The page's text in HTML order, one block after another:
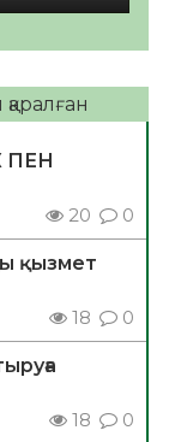
ПЕН
20 0
қызмет
18 0
18 0